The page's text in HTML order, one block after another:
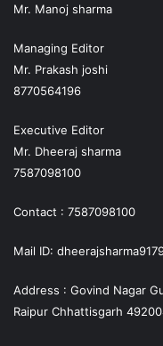
Mr. Manoj sharma
Managing Editor
Mr. Prakash joshi
8770564196
Executive Editor
Mr. Dheeraj sharma
7587098100
Contact : 7587098100
Mail ID:
Address : Govind Nagar
Raipur Chhattisgarh